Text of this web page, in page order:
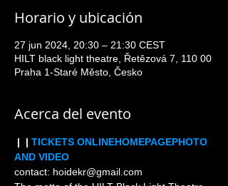
Horario y ubicación
27 jun 2024, 20:30 – 21:30 CEST
HILT black light theatre, Řetězová 7, 110 00
Praha 1-Staré Město, Česko
Acerca del evento
| | TICKETS ONLINEHOMEPAGEPHOTO
AND VIDEO
contact: hoidekr@gmail.com